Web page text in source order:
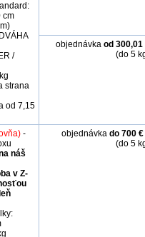
cm
/
strana
od 7,15
objednávka od 300,01
(do 5
-
náš
v Z-
objednávka do 700 €
(do 5